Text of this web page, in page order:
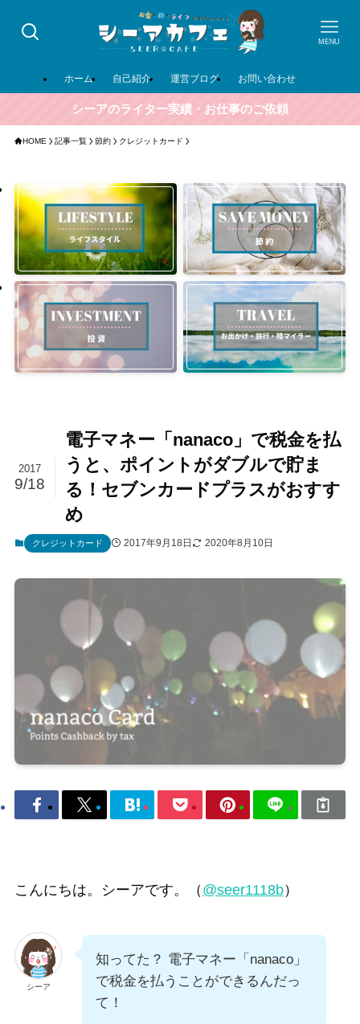
MENU
ホーム 自己紹介 運営ブログ お問い合わせ
シーアのライター実績・お仕事のご依頼
HOME 記事一覧 節約 クレジットカード
電子マネー「nanaco」で税金を払
うと、ポイントがダブルで貯ま
る！セブンカードプラスがおすす
め
2017
9/18
クレジットカード 2017年9月18日 2020年8月10日
こんにちは。シーアです。（ @seer1118b）
シーア
知ってた？ 電子マネー「nanaco」
で税金を払うことができるんだっ
て！